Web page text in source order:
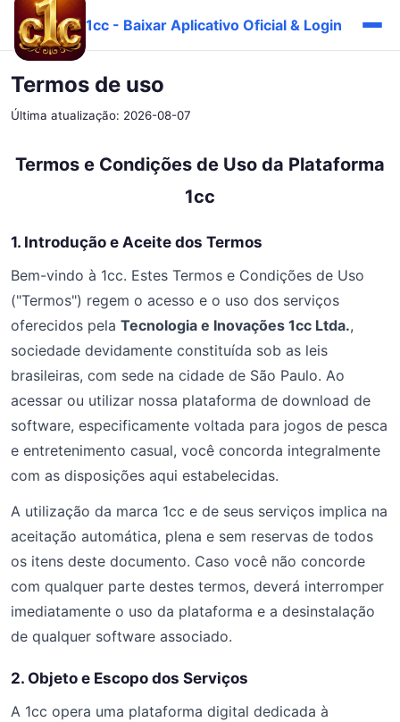
1cc - Baixar Aplicativo Oficial & Login
Termos de uso
Última atualização: 2026-08-07
Termos e Condições de Uso da Plataforma
1cc
1. Introdução e Aceite dos Termos
Bem-vindo à 1cc. Estes Termos e Condições de Uso
("Termos") regem o acesso e o uso dos serviços
oferecidos pela Tecnologia e Inovações 1cc Ltda.,
sociedade devidamente constituída sob as leis
brasileiras, com sede na cidade de São Paulo. Ao
acessar ou utilizar nossa plataforma de download de
software, especificamente voltada para jogos de pesca
e entretenimento casual, você concorda integralmente
com as disposições aqui estabelecidas.
A utilização da marca 1cc e de seus serviços implica na
aceitação automática, plena e sem reservas de todos
os itens deste documento. Caso você não concorde
com qualquer parte destes termos, deverá interromper
imediatamente o uso da plataforma e a desinstalação
de qualquer software associado.
2. Objeto e Escopo dos Serviços
A 1cc opera uma plataforma digital dedicada à